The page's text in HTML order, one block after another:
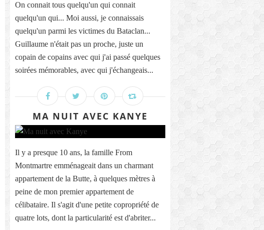
On connait tous quelqu'un qui connait
quelqu'un qui... Moi aussi, je connaissais
quelqu'un parmi les victimes du Bataclan...
Guillaume n'était pas un proche, juste un
copain de copains avec qui j'ai passé quelques
soirées mémorables, avec qui j'échangeais...
MA NUIT AVEC KANYE
Il y a presque 10 ans, la famille From
Montmartre emménageait dans un charmant
appartement de la Butte, à quelques mètres à
peine de mon premier appartement de
célibataire. Il s'agit d'une petite copropriété de
quatre lots, dont la particularité est d'abriter...